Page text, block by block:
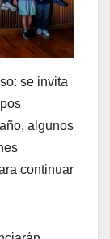
se invita
algunos
continuar